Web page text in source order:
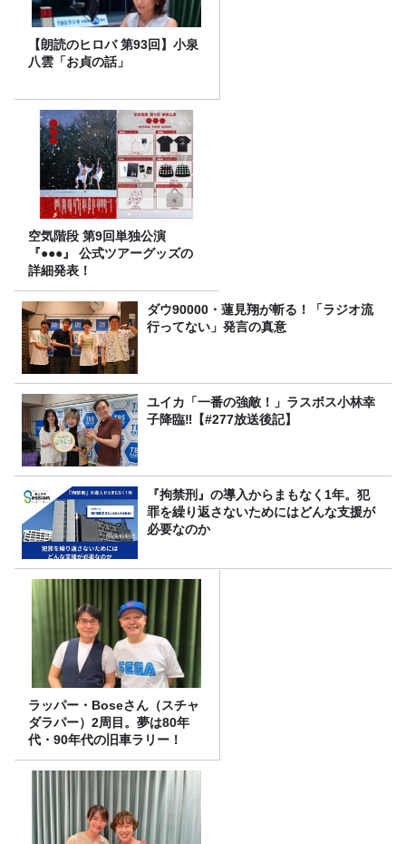
【朗読のヒロバ 第93回】小泉
八雲「お貞の話」
空気階段 第9回単独公演
『●●●』 公式ツアーグッズの
詳細発表！
ダウ90000・蓮見翔が斬る！「ラジオ流
行ってない」発言の真意
ユイカ「一番の強敵！」ラスボス小林幸
子降臨‼【#277放送後記】
『拘禁刑』の導入からまもなく1年。犯
罪を繰り返さないためにはどんな支援が
必要なのか
ラッパー・Boseさん（スチャ
ダラパー）2周目。夢は80年
代・90年代の旧車ラリー！